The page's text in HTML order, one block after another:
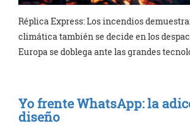
Réplica Express: Los incendios
climática también se decide en los
Europa se doblega ante las grandes
Yo frente WhatsApp: la
diseño